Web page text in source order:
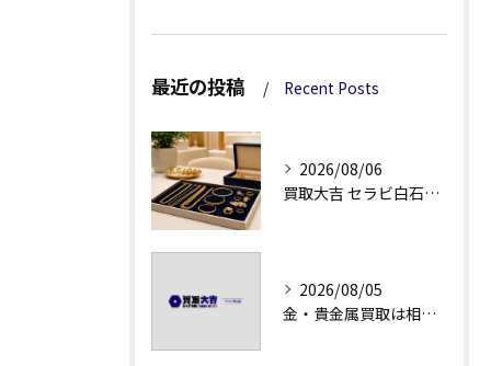
最近の投稿 Recent Posts
2026/08/06
買取大吉 セラビ白石店の金・貴金属買取で迷わない強み
2026/08/05
金・貴金属買取は相場急落日こそ査定のポイントを押さえる